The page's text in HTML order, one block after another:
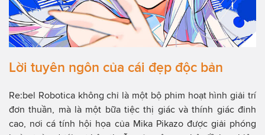
Lời tuyên ngôn của cái đẹp độc bản
Re:bel Robotica không chỉ là một bộ phim hoạt hình giải trí
đơn thuần, mà là một bữa tiệc thị giác và thính giác đỉnh
cao, nơi cá tính hội họa của Mika Pikazo được giải phóng